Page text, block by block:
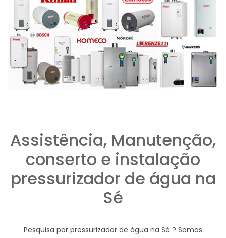
Assistência, Manutenção,
conserto e instalação
pressurizador de água na
Sé
Pesquisa por pressurizador de água na Sé ? Somos